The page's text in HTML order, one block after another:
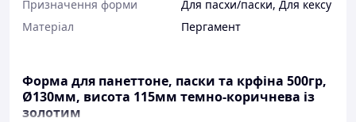
Призначення форми
Для пасхи/паски, Для кексу
Матеріал
Пергамент
Форма для панеттоне, паски та крфіна 500гр,
Ø130мм, висота 115мм темно-коричнева із
золотим